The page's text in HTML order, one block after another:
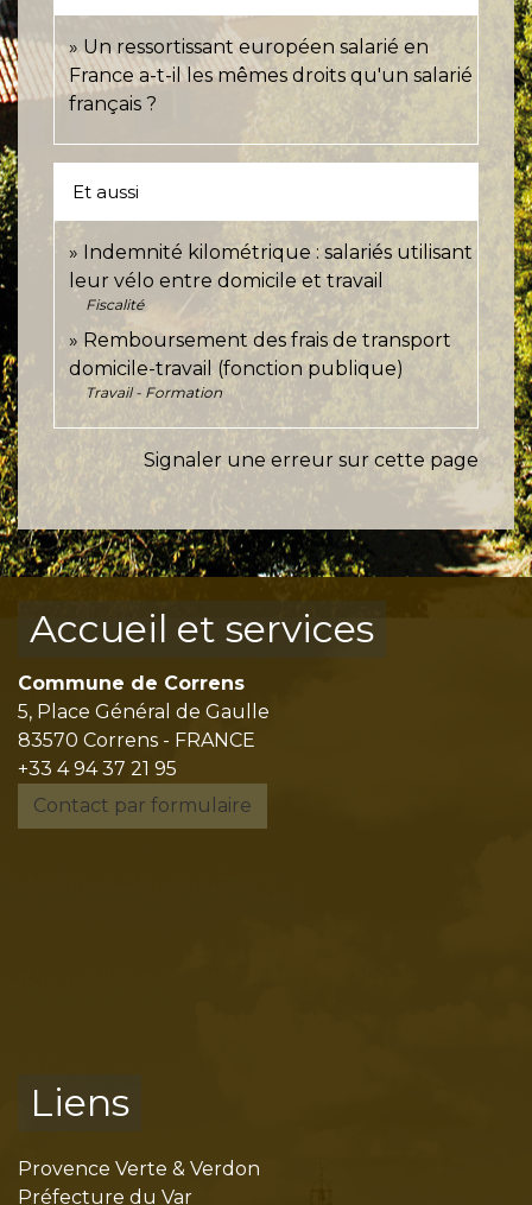
Un ressortissant européen salarié en
France a-t-il les mêmes droits qu'un salarié
français ?
Et aussi
Indemnité kilométrique : salariés utilisant
leur vélo entre domicile et travail
Fiscalité
Remboursement des frais de transport
domicile-travail (fonction publique)
Travail - Formation
Signaler une erreur sur cette page
Accueil et services
Commune de Correns
5, Place Général de Gaulle
83570 Correns - FRANCE
+33 4 94 37 21 95
Contact par formulaire
Liens
Provence Verte & Verdon
Préfecture du Var